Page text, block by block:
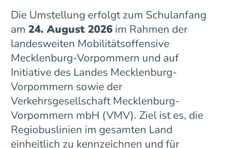
Die Umstellung erfolgt zum Schulanfang
am 24. August 2026im Rahmen der
landesweiten Mobilitätsoffensive
Mecklenburg-Vorpommern und auf
Initiative des Landes Mecklenburg-
Vorpommern sowie der
Verkehrsgesellschaft Mecklenburg-
Vorpommern mbH (VMV). Ziel ist es, die
Regiobuslinien im gesamten Land
einheitlich zu kennzeichnen und für